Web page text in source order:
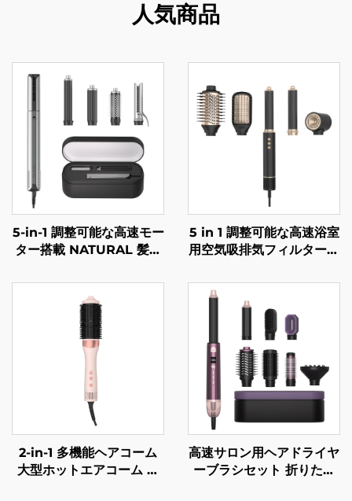
人気商品
5-in-1 調整可能な高速モー
ター搭載 NATURAL 髪の
トレートアイロン 髪のケ
ア用ドライヤー マルチス
タイラー
5 in 1 調整可能な高速浴室
用空気吸排気フィルターメ
ン付きヘアドライヤー
2-in-1 多機能ヘアコーム
大型ホットエアコーム 維
高速サロン用ヘアドライヤ
ーブラシセット 折りたた